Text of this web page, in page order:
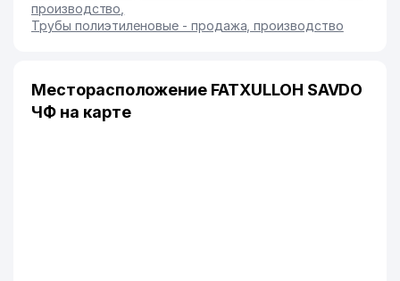
производство
Трубы полиэтиленовые - продажа, производство
Месторасположение FATXULLOH SAVDO
ЧФ на карте